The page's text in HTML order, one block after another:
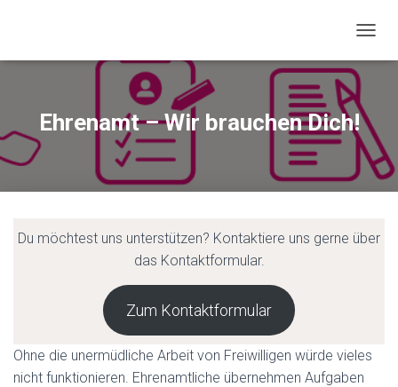
A
G
A
T
I
N
S
N
Ehrenamt – Wir brauchen Dich!
Du möchtest uns unterstützen? Kontaktiere uns gerne über
das Kontaktformular.
Zum Kontaktformular
Ohne die unermüdliche Arbeit von Freiwilligen würde vieles
nicht funktionieren. Ehrenamtliche übernehmen Aufgaben